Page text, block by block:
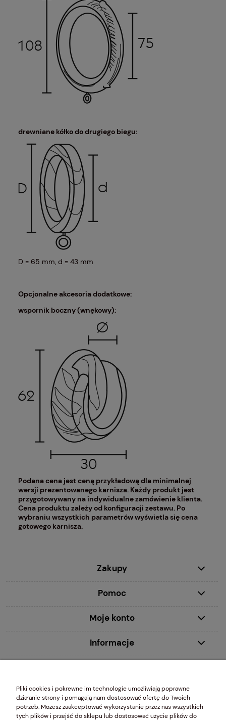
drewniane kółko do drugiego biegu:
D = 65 mm, d = 43 mm
Opcjonalne akcesoria dodatkowe:
wspornik boczny (wnękowy):
Podana cena jest ceną przykładową dla minimalnej
wersji prezentowanego karnisza. Każdy produkt jest
przygotowywany na indywidualne zamówienie klienta.
Cena produktu zależy od konfiguracji zestawu. Po
wybraniu wszystkich parametrów wyświetla się cena
gotowego karnisza.
Zakupy
Pomoc
Moje konto
Informacje
o Działalności Gospodarczej (CEIDG) prowadzonej przez Ministra Gospodarki, NIP 5261049203 REGON
010761464
Pliki cookies i pokrewne im technologie umożliwiają poprawne
działanie strony i pomagają nam dostosować ofertę do Twoich
potrzeb. Możesz zaakceptować wykorzystanie przez nas wszystkich
tych plików i przejść do sklepu lub dostosować użycie plików do